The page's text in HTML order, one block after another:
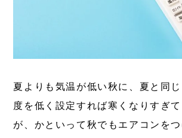
夏よりも気温が低い秋に、夏と同
度を低く設定すれば寒くなりすぎ
が、かといって秋でもエアコンを